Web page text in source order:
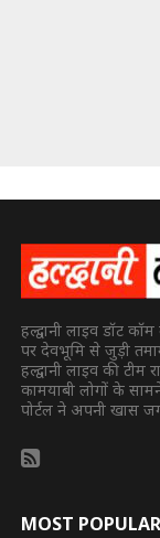
हल्द्वानी लाइव डॉट
पर देवभूमि से जुड़ी
हल्द्वानी लाइव की
कामयाबी लोगों के
पोर्टल ने अपनी खास
MOST POPULAR